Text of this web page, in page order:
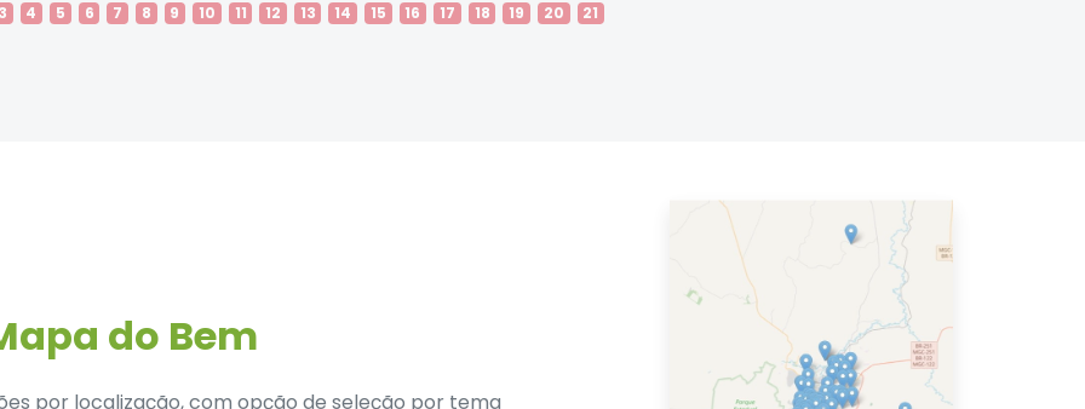
4 5 6 7 8 9 10 11 12 13 14 15 16 17 18 19 20 21
do Bem
por localização, com opção de seleção por tema